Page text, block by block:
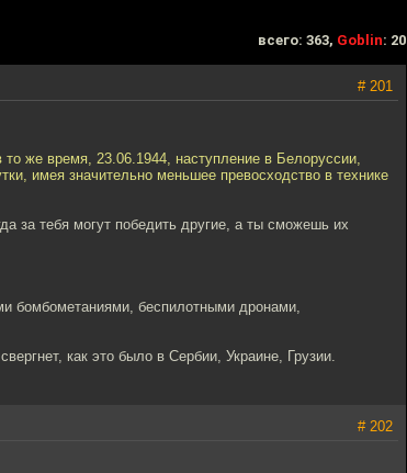
всего: 363, Goblin: 20
# 201
же время, 23.06.1944, наступление в Белоруссии,
имея значительно меньшее превосходство в технике
за тебя могут победить другие, а ты сможешь их
бомбометаниями, беспилотными дронами,
как это было в Сербии, Украине, Грузии.
# 202